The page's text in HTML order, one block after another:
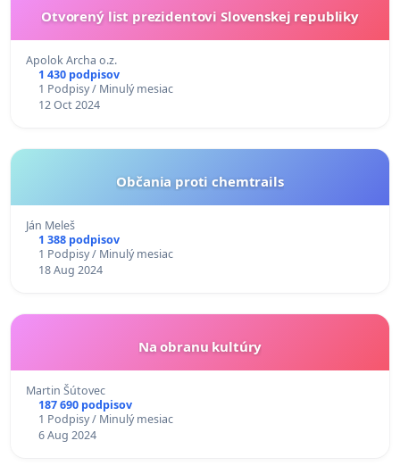
Otvorený list prezidentovi Slovenskej republiky
Apolok Archa o.z.
1 430 podpisov
1 Podpisy / Minulý mesiac
12 Oct 2024
Občania proti chemtrails
Ján Meleš
1 388 podpisov
1 Podpisy / Minulý mesiac
18 Aug 2024
Na obranu kultúry
Martin Šútovec
187 690 podpisov
1 Podpisy / Minulý mesiac
6 Aug 2024